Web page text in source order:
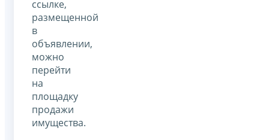
ссылке,
размещенной
в
объявлении,
можно
перейти
на
площадку
продажи
имущества.